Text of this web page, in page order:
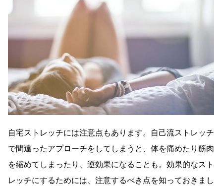
自宅ストレッチには注意点もあります。自己流ストレッチ
で間違ったアプローチをしてしまうと、体を痛めたり筋肉
を縮めてしまったり、逆効果になることも。効果的なスト
レッチにするためには、注意するべき点を知っておきまし